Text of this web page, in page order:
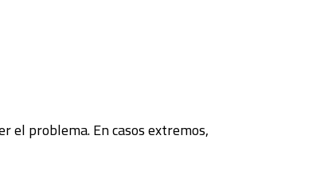
el problema. En casos extremos,